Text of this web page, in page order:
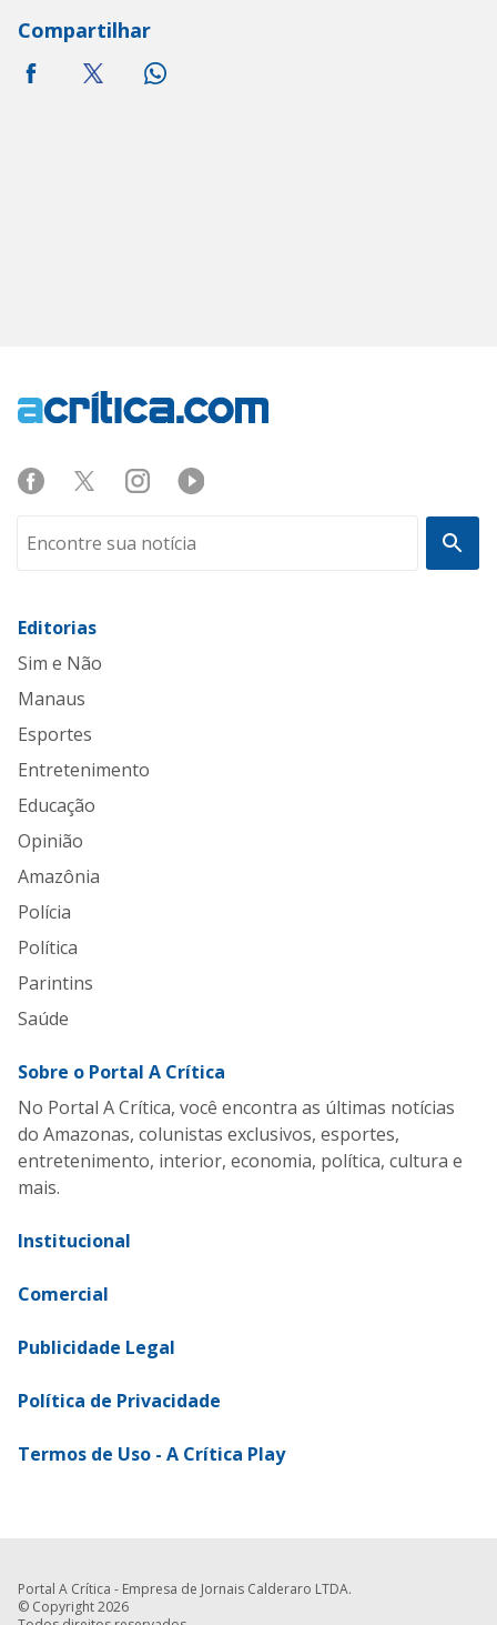
Compartilhar
Editorias
Sim e Não
Manaus
Esportes
Entretenimento
Educação
Opinião
Amazônia
Polícia
Política
Parintins
Saúde
Sobre o Portal A Crítica
No Portal A Crítica, você encontra as últimas notícias
do Amazonas, colunistas exclusivos, esportes,
entretenimento, interior, economia, política, cultura e
mais.
Institucional
Comercial
Publicidade Legal
Política de Privacidade
Termos de Uso - A Crítica Play
Portal A Crítica - Empresa de Jornais Calderaro LTDA.
© Copyright 2026